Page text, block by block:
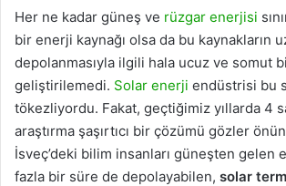
Her ne kadar güneş ve rüzgar enerjisi
bir enerji kaynağı olsa da bu kaynakların
depolanmasıyla ilgili hala ucuz ve somut
geliştirilemedi. Solar enerji endüstrisi bu
tökezliyordu. Fakat, geçtiğimiz yıllarda 4
araştırma şaşırtıcı bir çözümü gözler
İsveç’deki bilim insanları güneşten gelen
fazla bir süre de depolayabilen, solar